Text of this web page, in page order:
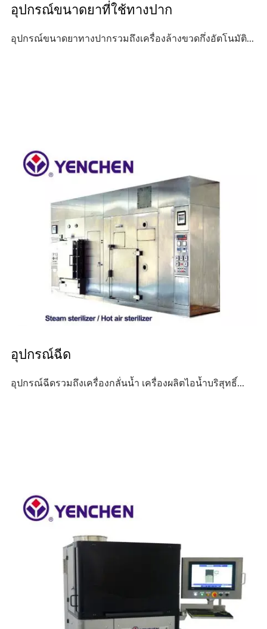
อุปกรณ์ขนาดยาที่ใช้ทางปาก
อุปกรณ์ขนาดยาทางปากรวมถึงเครื่องล้างขวดกึ่งอัตโนมัติ...
อุปกรณ์ฉีด
อุปกรณ์ฉีดรวมถึงเครื่องกลั่นน้ำ เครื่องผลิตไอน้ำบริสุทธิ์...